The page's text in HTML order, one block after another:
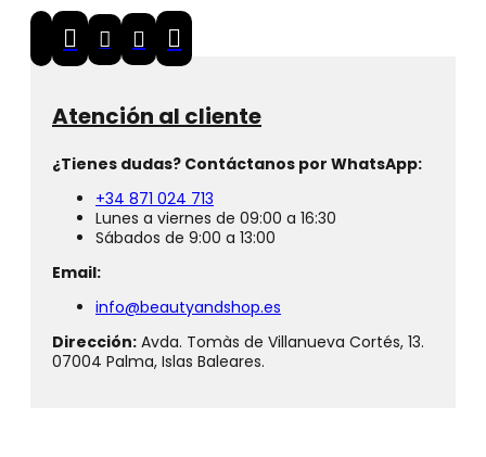
Atención al cliente
¿Tienes dudas? Contáctanos por WhatsApp:
+34 871 024 713
Lunes a viernes de 09:00 a 16:30
Sábados de 9:00 a 13:00
Email:
info@beautyandshop.es
Dirección: Avda. Tomàs de Villanueva Cortés, 13.
07004 Palma, Islas Baleares.